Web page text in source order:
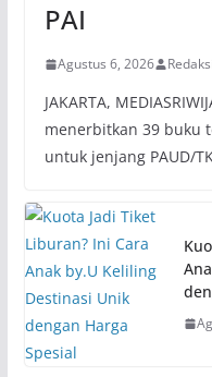
PAI
Agustus 6, 2026
JAKARTA,
menerbitkan 39 buku
untuk jenjang PAUD/